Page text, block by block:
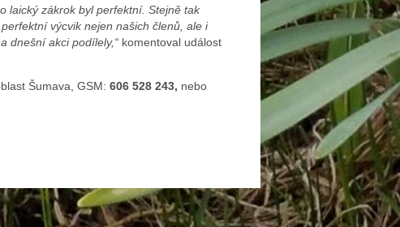
laický zákrok byl perfektní. Stejně tak
výcvik nejen našich členů, ale i
dnešní akci podílely,“ komentoval událost
Šumava, GSM: 606 528 243, nebo